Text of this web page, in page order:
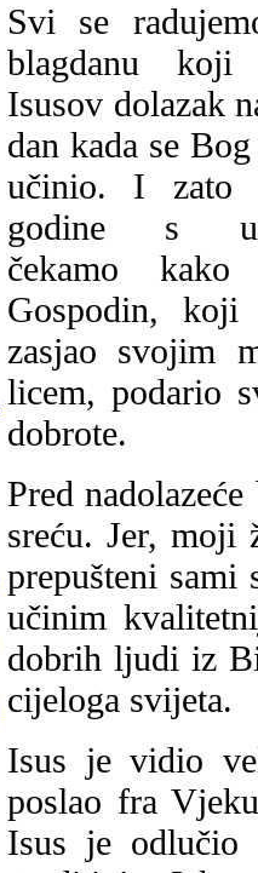
Svi se
blagdanu koji
Isusov dolazak
dan kada se
učinio. I zato
godine s
čekamo
Gospodin,
zasjao svojim
licem, podario
dobrote.
Pred
sreću. Jer, moji
prepušteni
učinim
dobrih ljudi iz
cijeloga svijeta.
Isus je vidio
poslao fra
Isus je odlučio